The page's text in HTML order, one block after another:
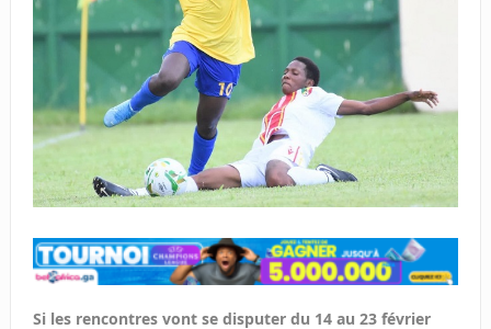
Si les rencontres vont se disputer du 14 au 23 février